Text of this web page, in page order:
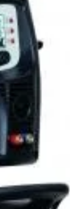
multiproces
de
(2 role de
mai multor
(la
multiple:
aparatul sa
Thermal
rezultate
sau in
salva si apoi